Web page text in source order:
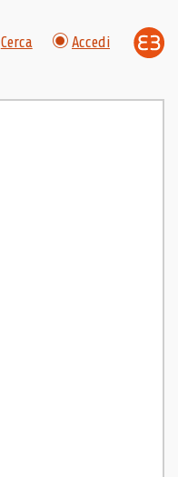
Cerca Accedi